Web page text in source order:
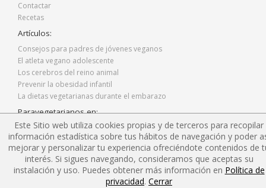
Contactar
Recetas
Artículos:
Consejos para padres de jóvenes veganos
El atleta vegano adolescente
Los cerebros del reino animal
Prevenir la obesidad infantil
La dietas vegetarianas durante el embarazo
Paravegetarianos en:
Facebook
Twitter
Instagram
Blog
Este Sitio web utiliza cookies propias y de terceros para recopilar
información estadística sobre tus hábitos de navegación y poder
mejorar y personalizar tu experiencia ofreciéndote contenidos de
interés. Si sigues navegando, consideramos que aceptas su
instalación y uso. Puedes obtener más información en Política de
privacidad. Cerrar